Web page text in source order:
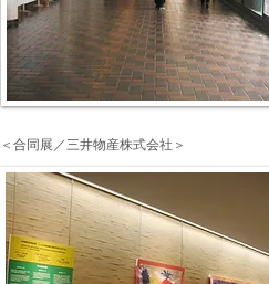
＜合同展／三井物産株式会社＞